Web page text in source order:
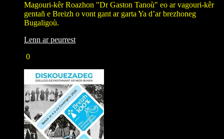
Magouri-kêr Roazhon "Dr Gaston Tanoù" eo ar vagouri-kêr
gentañ e Breizh o vont gant ar garta Ya d’ar brezhoneg
Bugaligoù.
Lenn ar peurrest
0